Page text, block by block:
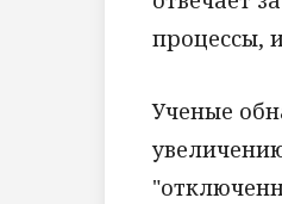
процессы,
Ученые